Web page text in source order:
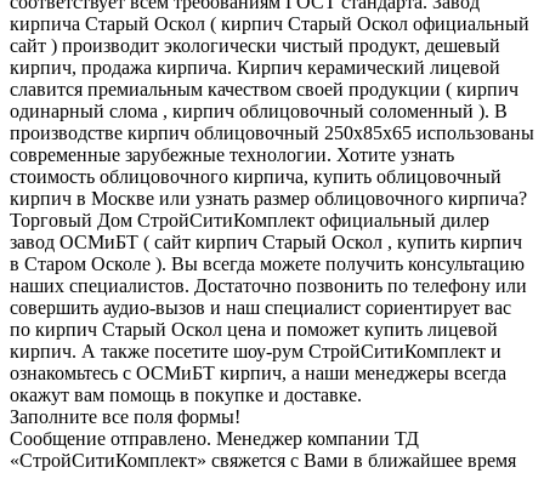
кирпича Старый Оскол ( кирпич Старый Оскол официальный
сайт ) производит экологически чистый продукт, дешевый
кирпич, продажа кирпича. Кирпич керамический лицевой
славится премиальным качеством своей продукции ( кирпич
одинарный слома , кирпич облицовочный соломенный ). В
производстве кирпич облицовочный 250х85х65 использованы
современные зарубежные технологии. Хотите узнать
стоимость облицовочного кирпича, купить облицовочный
кирпич в Москве или узнать размер облицовочного кирпича?
Торговый Дом СтройСитиКомплект официальный дилер
завод ОСМиБТ ( сайт кирпич Старый Оскол , купить кирпич
в Старом Осколе ). Вы всегда можете получить консультацию
наших специалистов. Достаточно позвонить по телефону или
совершить аудио-вызов и наш специалист сориентирует вас
по кирпич Старый Оскол цена и поможет купить лицевой
кирпич. А также посетите шоу-рум СтройСитиКомплект и
ознакомьтесь с ОСМиБТ кирпич, а наши менеджеры всегда
окажут вам помощь в покупке и доставке.
Заполните все поля формы!
Сообщение отправлено. Менеджер компании ТД
«СтройСитиКомплект» свяжется с Вами в ближайшее время